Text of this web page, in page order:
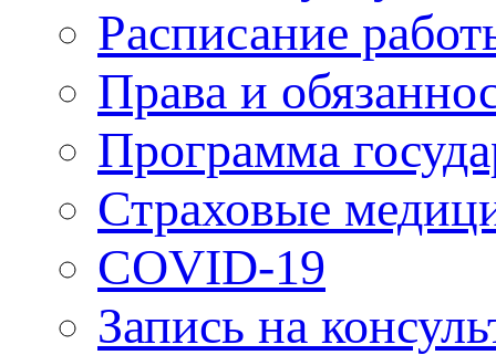
Расписание
Права и
Программа
Страховые
COVID-19
Запись на